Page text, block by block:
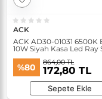
ACK
ACK AD30-01031 6500K
10W Siyah Kasa Led Ray
%80 864,00 TL
172,80 TL
Sepete Ekle